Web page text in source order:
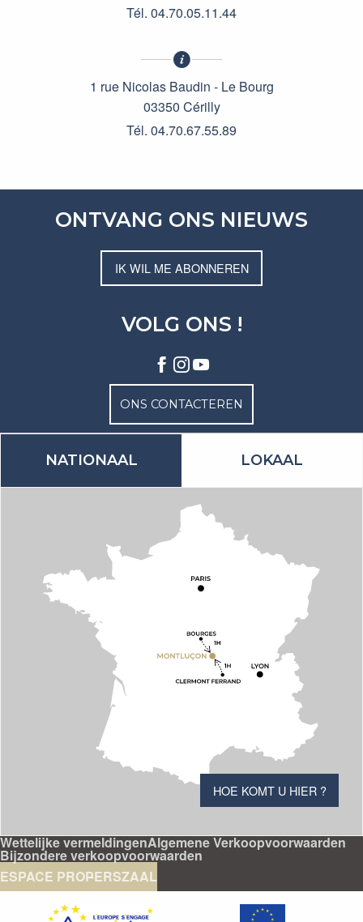
Tél. 04.70.05.11.44
1 rue Nicolas Baudin - Le Bourg
03350 Cérilly
Tél. 04.70.67.55.89
ONTVANG ONS NIEUWS
IK WIL ME ABONNEREN
VOLG ONS !
ONS CONTACTEREN
NATIONAAL LOKAAL
HOE KOMT U HIER ?
Wettelijke vermeldingenAlgemene Verkoopvoorwaarden
Bijzondere verkoopvoorwaarden
ESPACE PROPERSZAAL